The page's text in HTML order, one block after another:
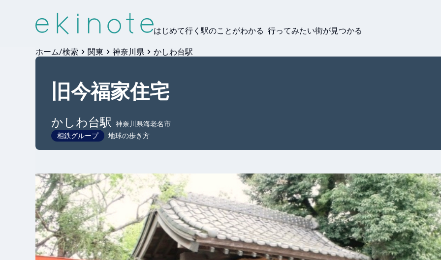
はじめて行く駅のことがわかる 行ってみたい街が見つかる
ホーム/検索 関東 神奈川県 かしわ台駅
旧今福家住宅
かしわ台駅
神奈川県海老名市
相鉄グループ
地球の歩き方